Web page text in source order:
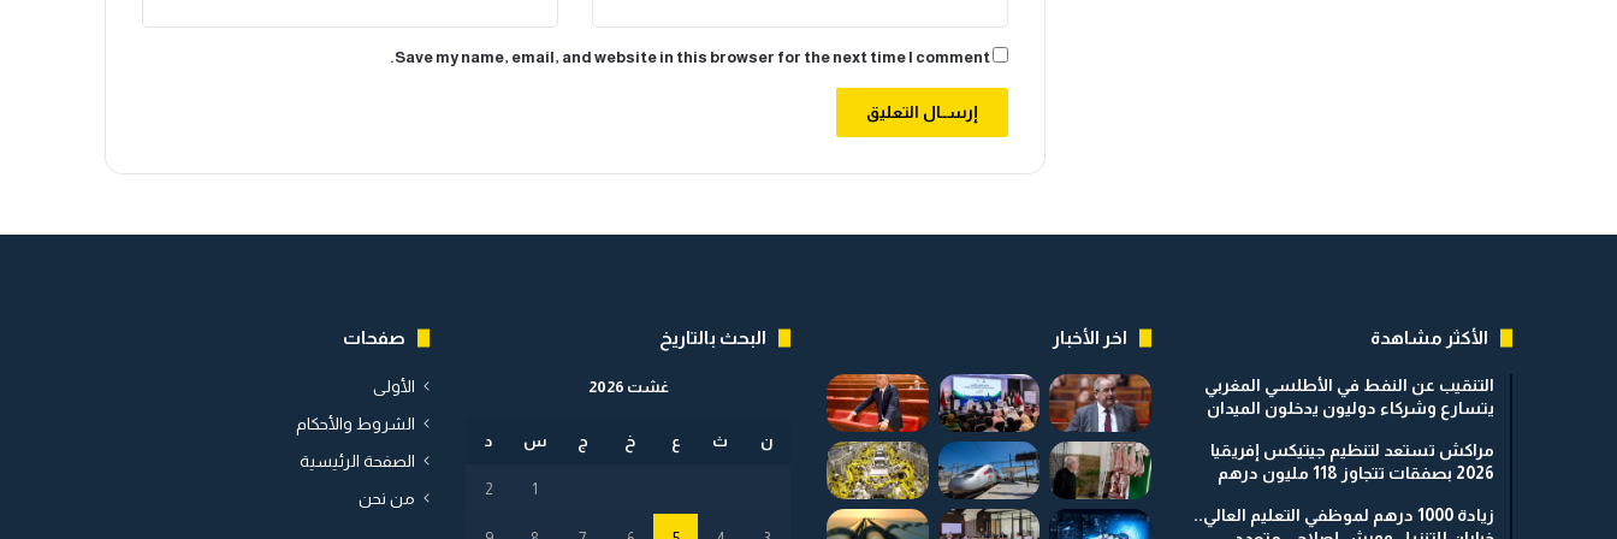
ا
ل
ت
ي
Save my name, email, and website in this browser for the next time I comment.
الأكثر مشاهدة
التنقيب عن النفط في الأطلسي المغربي
يتسارع وشركاء دوليون يدخلون الميدان
مراكش تستعد لتنظيم جيتيكس إفريقيا
2026 بصفقات تتجاوز 118 مليون درهم
زيادة 1000 درهم لموظفي التعليم العالي..
اخر الأخبار البحث بالتاريخ
غشت 2026
ن ث ع خ ج س د
1
2
صفحات
الأولى
الشروط والأحكام
الصفحة الرئيسية
من نحن